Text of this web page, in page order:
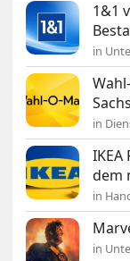
1&1
in
in
dem
in
in